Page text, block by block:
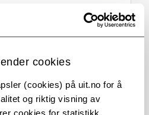
cookies
(cookies) på uit.no for å
og riktig visning av
cookies for statistikk,